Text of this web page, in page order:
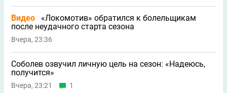
Видео
«Локомотив» обратился к болельщикам
после неудачного старта сезона
Вчера, 23:36
Соболев озвучил личную цель на сезон: «Надеюсь,
получится»
Вчера, 23:21 1